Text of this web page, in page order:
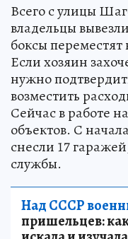
Всего с улицы
владельцы
боксы
Если хозяин
нужно
возместить
Сейчас в работе
объектов. С
снесли 17
службы.
Над СССР
пришельцев: